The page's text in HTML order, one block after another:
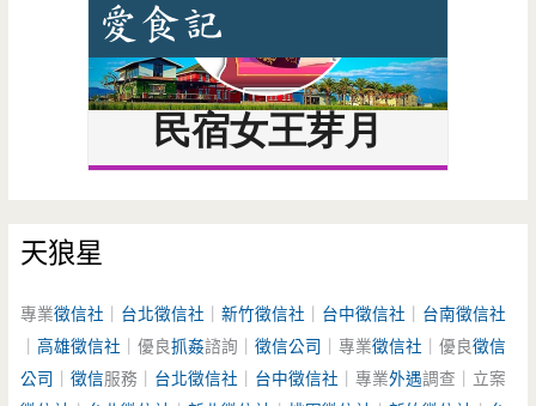
天狼星
專業徵信社 台北徵信社 ｜新竹徵信社 台中徵信社
台南徵信社
｜高雄徵信社 ｜優良抓姦諮詢｜徵信公司 ｜專業徵信社 ｜優良徵信
公司 ｜徵信服務｜ 台北徵信社 台中徵信社 ｜專業外遇調查｜立案